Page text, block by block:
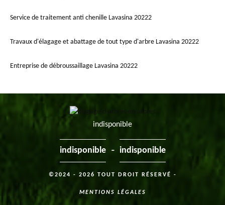
Service de traitement anti chenille Lavasina 20222
Travaux d'élagage et abattage de tout type d'arbre Lavasina 20222
Entreprise de débroussaillage Lavasina 20222
indisponible
indisponible - indisponible
©2024 - 2026 TOUT DROIT RÉSERVÉ -
MENTIONS LÉGALES